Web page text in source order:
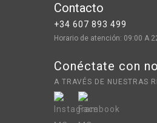
Contacto
+34 607 893 499
Horario de atención: 09:00 A
Conéctate con
A TRAVÉS DE NUESTRAS